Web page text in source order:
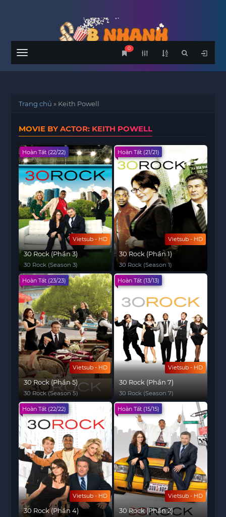
Menu
0
Trang chủ » Keith Powell
MOVIE BY ACTOR: KEITH POWELL
Vietsub - HD
Hoàn Tất (22/22)
30 Rock (Phần 3)
30 Rock (Season 3)
Vietsub - HD
Hoàn Tất (21/21)
30 Rock (Phần 1)
30 Rock (Season 1)
Vietsub - HD
Hoàn Tất (23/23)
30 Rock (Phần 5)
30 Rock (Season 5)
Vietsub - HD
Hoàn Tất (13/13)
30 Rock (Phần 7)
30 Rock (Season 7)
Vietsub - HD
Hoàn Tất (22/22)
30 Rock (Phần 4)
Vietsub - HD
Hoàn Tất (15/15)
30 Rock (Phần 2)